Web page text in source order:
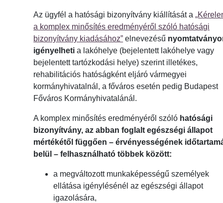
Az ügyfél a hatósági bizonyítvány kiállítását a
a komplex minősítés eredményéről szóló hatósági
bizonyítvány kiadásához” elnevezésű
igényelheti a lakóhelye (bejelentett lakóhelye vagy
bejelentett tartózkodási helye) szerint illetékes,
rehabilitációs hatóságként eljáró vármegyei
kormányhivatalnál, a főváros esetén pedig Budapest
Főváros Kormányhivatalánál.
A komplex minősítés eredményéről szóló hatósági
bizonyítvány, az abban foglalt egészségi állapot
mértékétől függően – érvényességének
belül – felhasználható többek között:
a megváltozott munkaképességű személyek
ellátása igénylésénél az egészségi állapot
igazolására,